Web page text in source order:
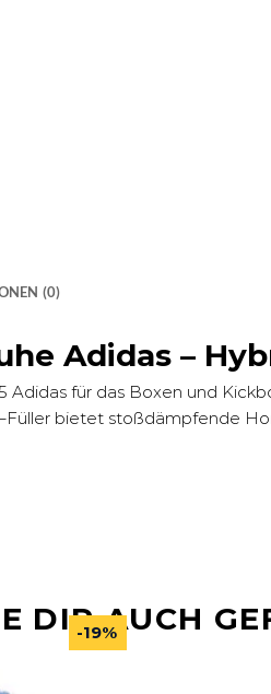
(0)
Adidas –
Adidas für das Boxen und
bietet stoßdämpfende
DIR AUCH
-19%